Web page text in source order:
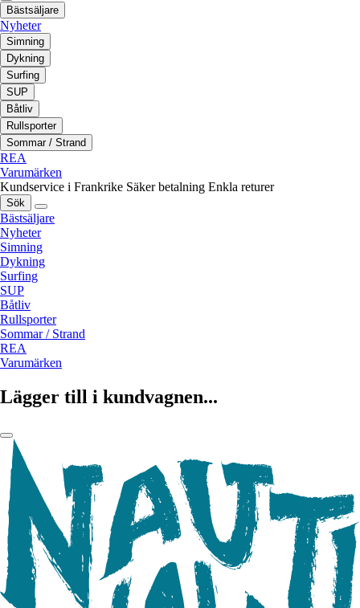
Bästsäljare
Nyheter
Simning
Dykning
Surfing
SUP
Båtliv
Rullsporter
Sommar / Strand
REA
Varumärken
Kundservice i Frankrike Säker betalning Enkla returer
Sök
Bästsäljare
Nyheter
Simning
Dykning
Surfing
SUP
Båtliv
Rullsporter
Sommar / Strand
REA
Varumärken
Lägger till i kundvagnen...